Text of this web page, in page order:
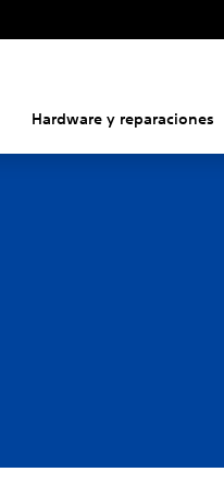
Hardware y reparaciones